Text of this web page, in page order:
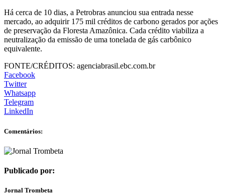
Há cerca de 10 dias, a Petrobras anunciou sua entrada nesse
mercado, ao adquirir 175 mil créditos de carbono gerados por ações
de preservação da Floresta Amazônica. Cada crédito viabiliza a
neutralização da emissão de uma tonelada de gás carbônico
equivalente.
FONTE/CRÉDITOS: agenciabrasil.ebc.com.br
Facebook
Twitter
Whatsapp
Telegram
LinkedIn
Comentários:
Publicado por:
Jornal Trombeta